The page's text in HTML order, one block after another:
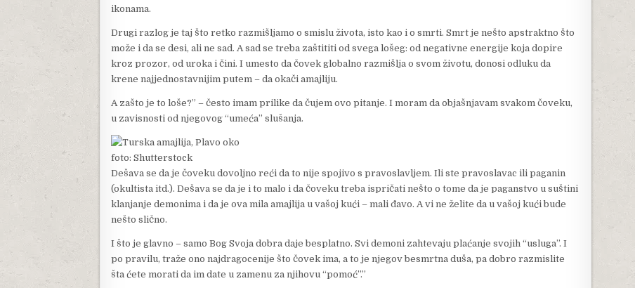
ikonama.
Drugi razlog je taj što retko razmišljamo o smislu života, isto kao i o smrti. Smrt je nešto apstraktno što
može i da se desi, ali ne sad. A sad se treba zaštititi od svega lošeg: od negativne energije koja dopire
kroz prozor, od uroka i čini. I umesto da čovek globalno razmišlja o svom životu, donosi odluku da
krene najjednostavnijim putem – da okači amajliju.
A zašto je to loše?” – često imam prilike da čujem ovo pitanje. I moram da objašnjavam svakom čoveku,
u zavisnosti od njegovog “umeća” slušanja.
foto: Shutterstock
Dešava se da je čoveku dovoljno reći da to nije spojivo s pravoslavljem. Ili ste pravoslavac ili paganin
(okultista itd.). Dešava se da je i to malo i da čoveku treba ispričati nešto o tome da je paganstvo u suštini
klanjanje demonima i da je ova mila amajlija u vašoj kući – mali đavo. A vi ne želite da u vašoj kući bude
nešto slično.
I što je glavno – samo Bog Svoja dobra daje besplatno. Svi demoni zahtevaju plaćanje svojih “usluga”. I
po pravilu, traže ono najdragocenije što čovek ima, a to je njegov besmrtna duša, pa dobro razmislite
šta ćete morati da im date u zamenu za njihovu “pomoć”.”